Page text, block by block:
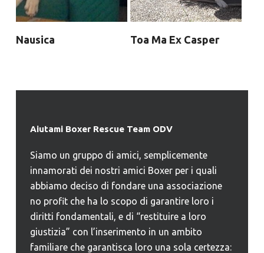
Nausica Toa Ma Ex Casper
Aiutami Boxer Rescue Team ODV
Siamo un gruppo di amici, semplicemente
innamorati dei nostri amici Boxer per i quali
abbiamo deciso di fondare una associazione
no profit che ha lo scopo di garantire loro i
diritti fondamentali, e di “restituire a loro
giustizia” con l’inserimento in un ambito
familiare che garantisca loro una sola certezza: